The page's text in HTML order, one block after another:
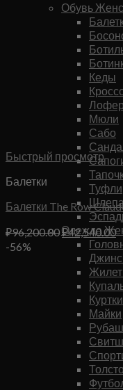
Обувь
Кеды
Мюли
Сабо
Туфли
Одежда
Куртки
Майки
Быстрый просмотр
Балетки
Балетки The Row
₽96,200.00
цена
составляла
₽96,200.00.
₽42,540.00
-56%